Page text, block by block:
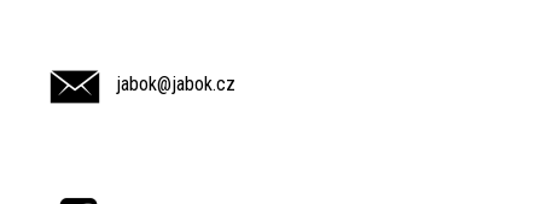
jabok@jabok.cz